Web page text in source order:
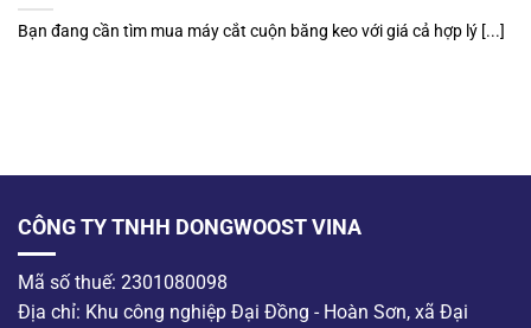
Bạn đang cần tìm mua máy cắt cuộn băng keo với giá cả hợp lý [...]
CÔNG TY TNHH DONGWOOST VINA
Mã số thuế: 2301080098
Địa chỉ: Khu công nghiệp Đại Đồng - Hoàn Sơn, xã Đại